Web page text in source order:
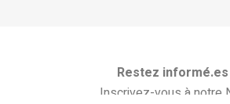
Restez informé.es
Inscrivez-vous à notre